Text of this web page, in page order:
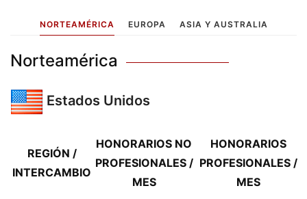
NORTEAMÉRICA EUROPA ASIA Y AUSTRALIA
Norteamérica
Estados Unidos
REGIÓN /
INTERCAMBIO
HONORARIOS NO
PROFESIONALES /
MES
HONORARIOS
PROFESIONALES /
MES